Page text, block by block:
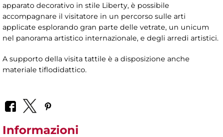
apparato decorativo in stile Liberty, è possibile
accompagnare il visitatore in un percorso sulle arti
applicate esplorando gran parte delle vetrate, un unicum
nel panorama artistico internazionale, e degli arredi artistici.
A supporto della visita tattile è a disposizione anche
materiale tiflodidattico.
Informazioni